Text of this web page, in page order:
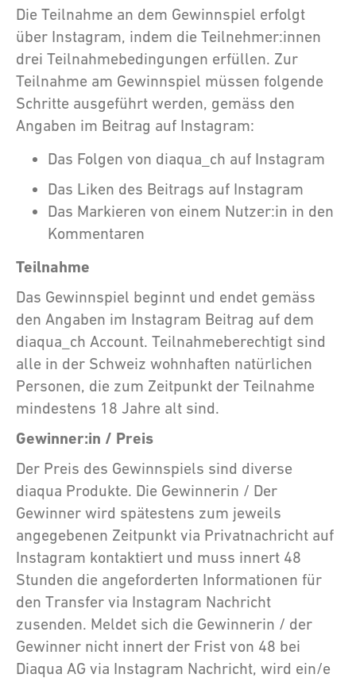
Die Teilnahme an dem Gewinnspiel erfolgt
über Instagram, indem die Teilnehmer:innen
drei Teilnahmebedingungen erfüllen. Zur
Teilnahme am Gewinnspiel müssen folgende
Schritte ausgeführt werden, gemäss den
Angaben im Beitrag auf Instagram:
Das Folgen von diaqua_ch auf Instagram
Das Liken des Beitrags auf Instagram
Das Markieren von einem Nutzer:in in den
Kommentaren
Teilnahme
Das Gewinnspiel beginnt und endet gemäss
den Angaben im Instagram Beitrag auf dem
diaqua_ch Account. Teilnahmeberechtigt sind
alle in der Schweiz wohnhaften natürlichen
Personen, die zum Zeitpunkt der Teilnahme
mindestens 18 Jahre alt sind.
Gewinner:in / Preis
Der Preis des Gewinnspiels sind diverse
diaqua Produkte. Die Gewinnerin / Der
Gewinner wird spätestens zum jeweils
angegebenen Zeitpunkt via Privatnachricht auf
Instagram kontaktiert und muss innert 48
Stunden die angeforderten Informationen für
den Transfer via Instagram Nachricht
zusenden. Meldet sich die Gewinnerin / der
Gewinner nicht innert der Frist von 48 bei
Diaqua AG via Instagram Nachricht, wird ein/e